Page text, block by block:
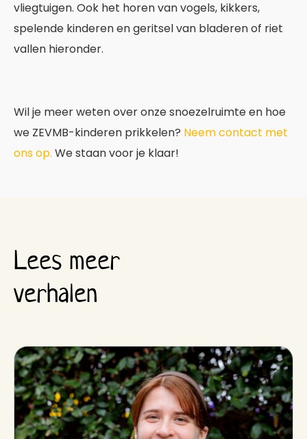
vliegtuigen. Ook het horen van vogels, kikkers,
spelende kinderen en geritsel van bladeren of riet
vallen hieronder.
Wil je meer weten over onze snoezelruimte en hoe
we ZEVMB-kinderen prikkelen? Neem contact met
ons op. We staan voor je klaar!
Lees meer
verhalen